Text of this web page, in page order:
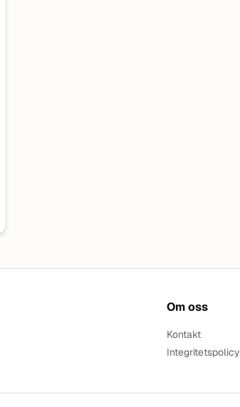
Om oss
Kontakt
Integritetspolicy